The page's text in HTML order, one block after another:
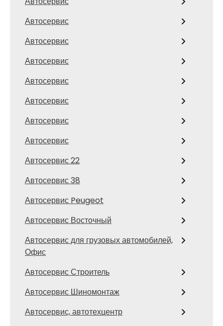
Автосервис
Автосервис
Автосервис
Автосервис
Автосервис
Автосервис
Автосервис
Автосервис 22
Автосервис 38
Автосервис Peugeot
Автосервис Восточный
Автосервис для грузовых автомобилей,
Офис
Автосервис Строитель
Автосервис Шиномонтаж
Автосервис, автотехцентр